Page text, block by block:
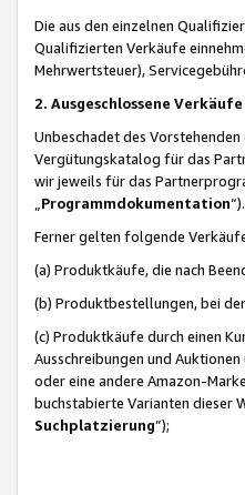
Die aus den einzelnen
Qualifizierten Verkäufe
Mehrwertsteuer),
2. Ausgeschlossene Verkäufe
Unbeschadet des
Vergütungskatalog für das
wir jeweils für das
Programmdokumentation“).
Ferner gelten folgende
(a) Produktkäufe, die nach
(b) Produktbestellungen, bei
(c) Produktkäufe durch einen
Ausschreibungen und
oder eine andere Amazon-
buchstabierte Varianten dieser
Suchplatzierung”);